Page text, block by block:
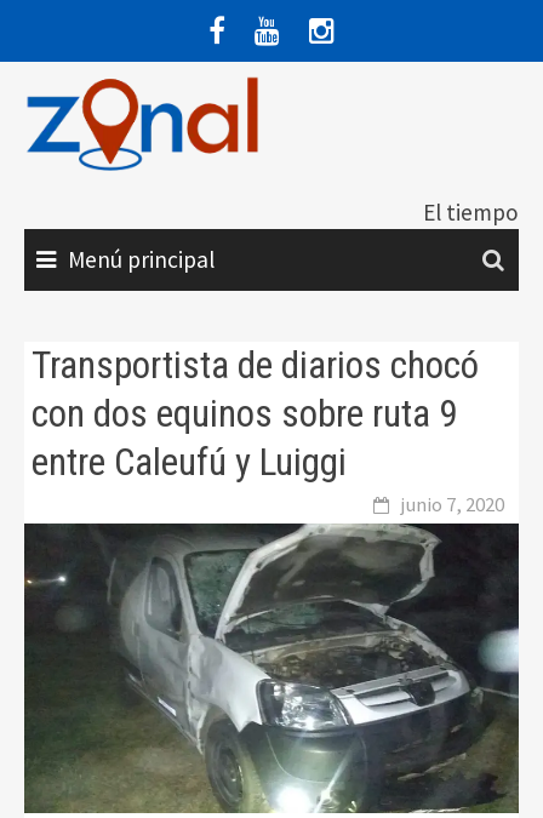
contenido
El tiempo
Menú principal
Transportista de diarios chocó
con dos equinos sobre ruta 9
entre Caleufú y Luiggi
junio 7, 2020